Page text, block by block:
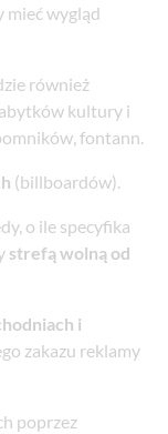
mieć wygląd
również
kultury i
fontann.
(billboardów).
o ile specyfika
strefą wolną od
i
zakazu reklamy
poprzez